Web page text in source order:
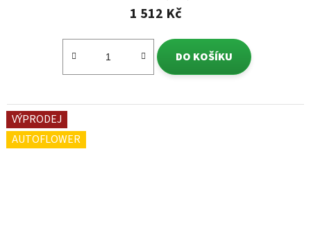
1 512 Kč
DO KOŠÍKU
VÝPRODEJ
AUTOFLOWER